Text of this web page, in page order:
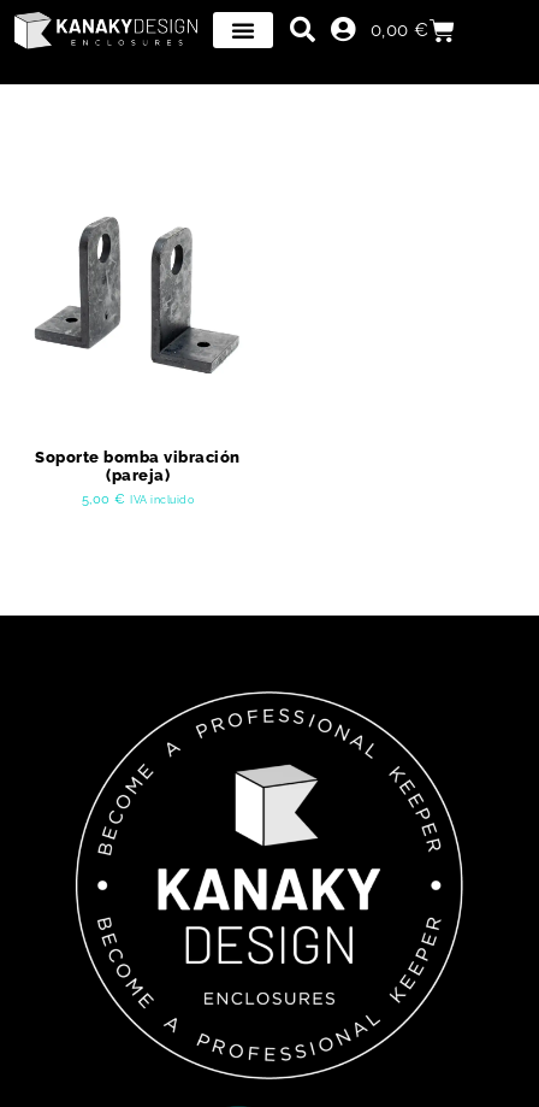
0,00€
Soporte bomba vibración
(pareja)
5,00€ IVA incluido